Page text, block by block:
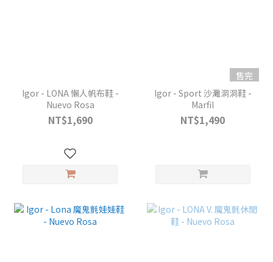
Igor - LONA 懶人帆布鞋 -
Nuevo Rosa
NT$1,690
售完
Igor - Sport 沙灘洞洞鞋 -
Marfil
NT$1,490